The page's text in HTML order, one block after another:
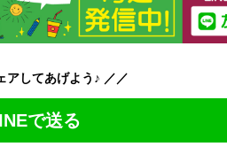
アしてあげよう♪ ／／
で送る